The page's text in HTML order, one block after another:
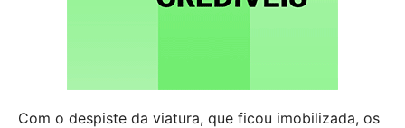
Com o despiste da viatura, que ficou imobilizada, os